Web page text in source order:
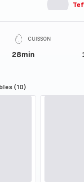
CUISSON
28min
(10)